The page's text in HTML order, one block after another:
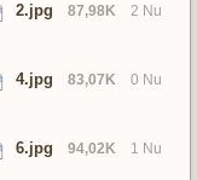
2.jpg 87,98K
2 Nu
4.jpg 83,07K
0 Nu
6.jpg 94,02K
1 Nu